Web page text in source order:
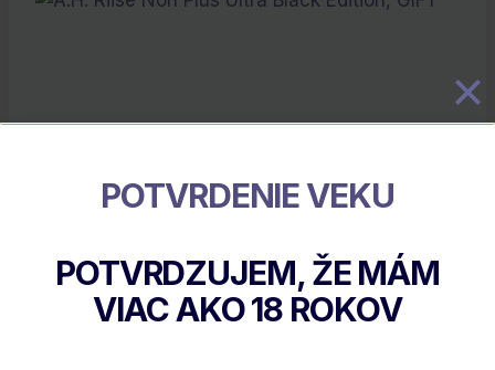
A.H. Riise Non Plus Ultra Black Edition, GIFT
98.30
POTVRDENIE VEKU
POTVRDZUJEM, ŽE MÁM
VIAC AKO18 ROKOV